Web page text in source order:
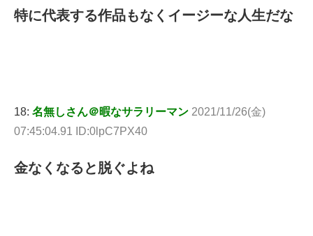
特に代表する作品もなくイージーな人生だな
18: 名無しさん＠暇なサラリーマン 2021/11/26(金)
07:45:04.91 ID:0lpC7PX40
金なくなると脱ぐよね